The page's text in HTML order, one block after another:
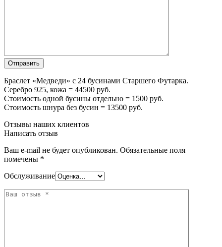
Браслет «Медведи» с 24 бусинами Старшего Футарка.
Серебро 925, кожа = 44500 руб.
Стоимость одной бусины отдельно = 1500 руб.
Стоимость шнура без бусин = 13500 руб.
Отзывы наших клиентов
Написать отзыв
Ваш e-mail не будет опубликован. Обязательные поля
помечены *
Обслуживание